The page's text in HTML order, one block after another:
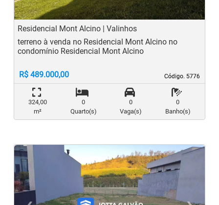
Residencial Mont Alcino | Valinhos
Código. 5776
Código. 5776
terreno à venda no Residencial Mont Alcino no
condomínio Residencial Mont Alcino
R$ 489.000,00
324,00
m²
0
Quarto(s)
0
Vaga(s)
0
Banho(s)